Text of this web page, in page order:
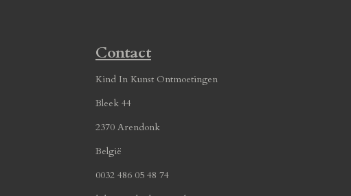
Contact
Kind In Kunst Ontmoetingen
Bleek 44
2370 Arendonk
België
0032 486 05 48 74